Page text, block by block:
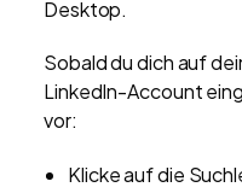
Desktop.
Sobald du dich auf
LinkedIn-Account
vor:
Klicke auf die